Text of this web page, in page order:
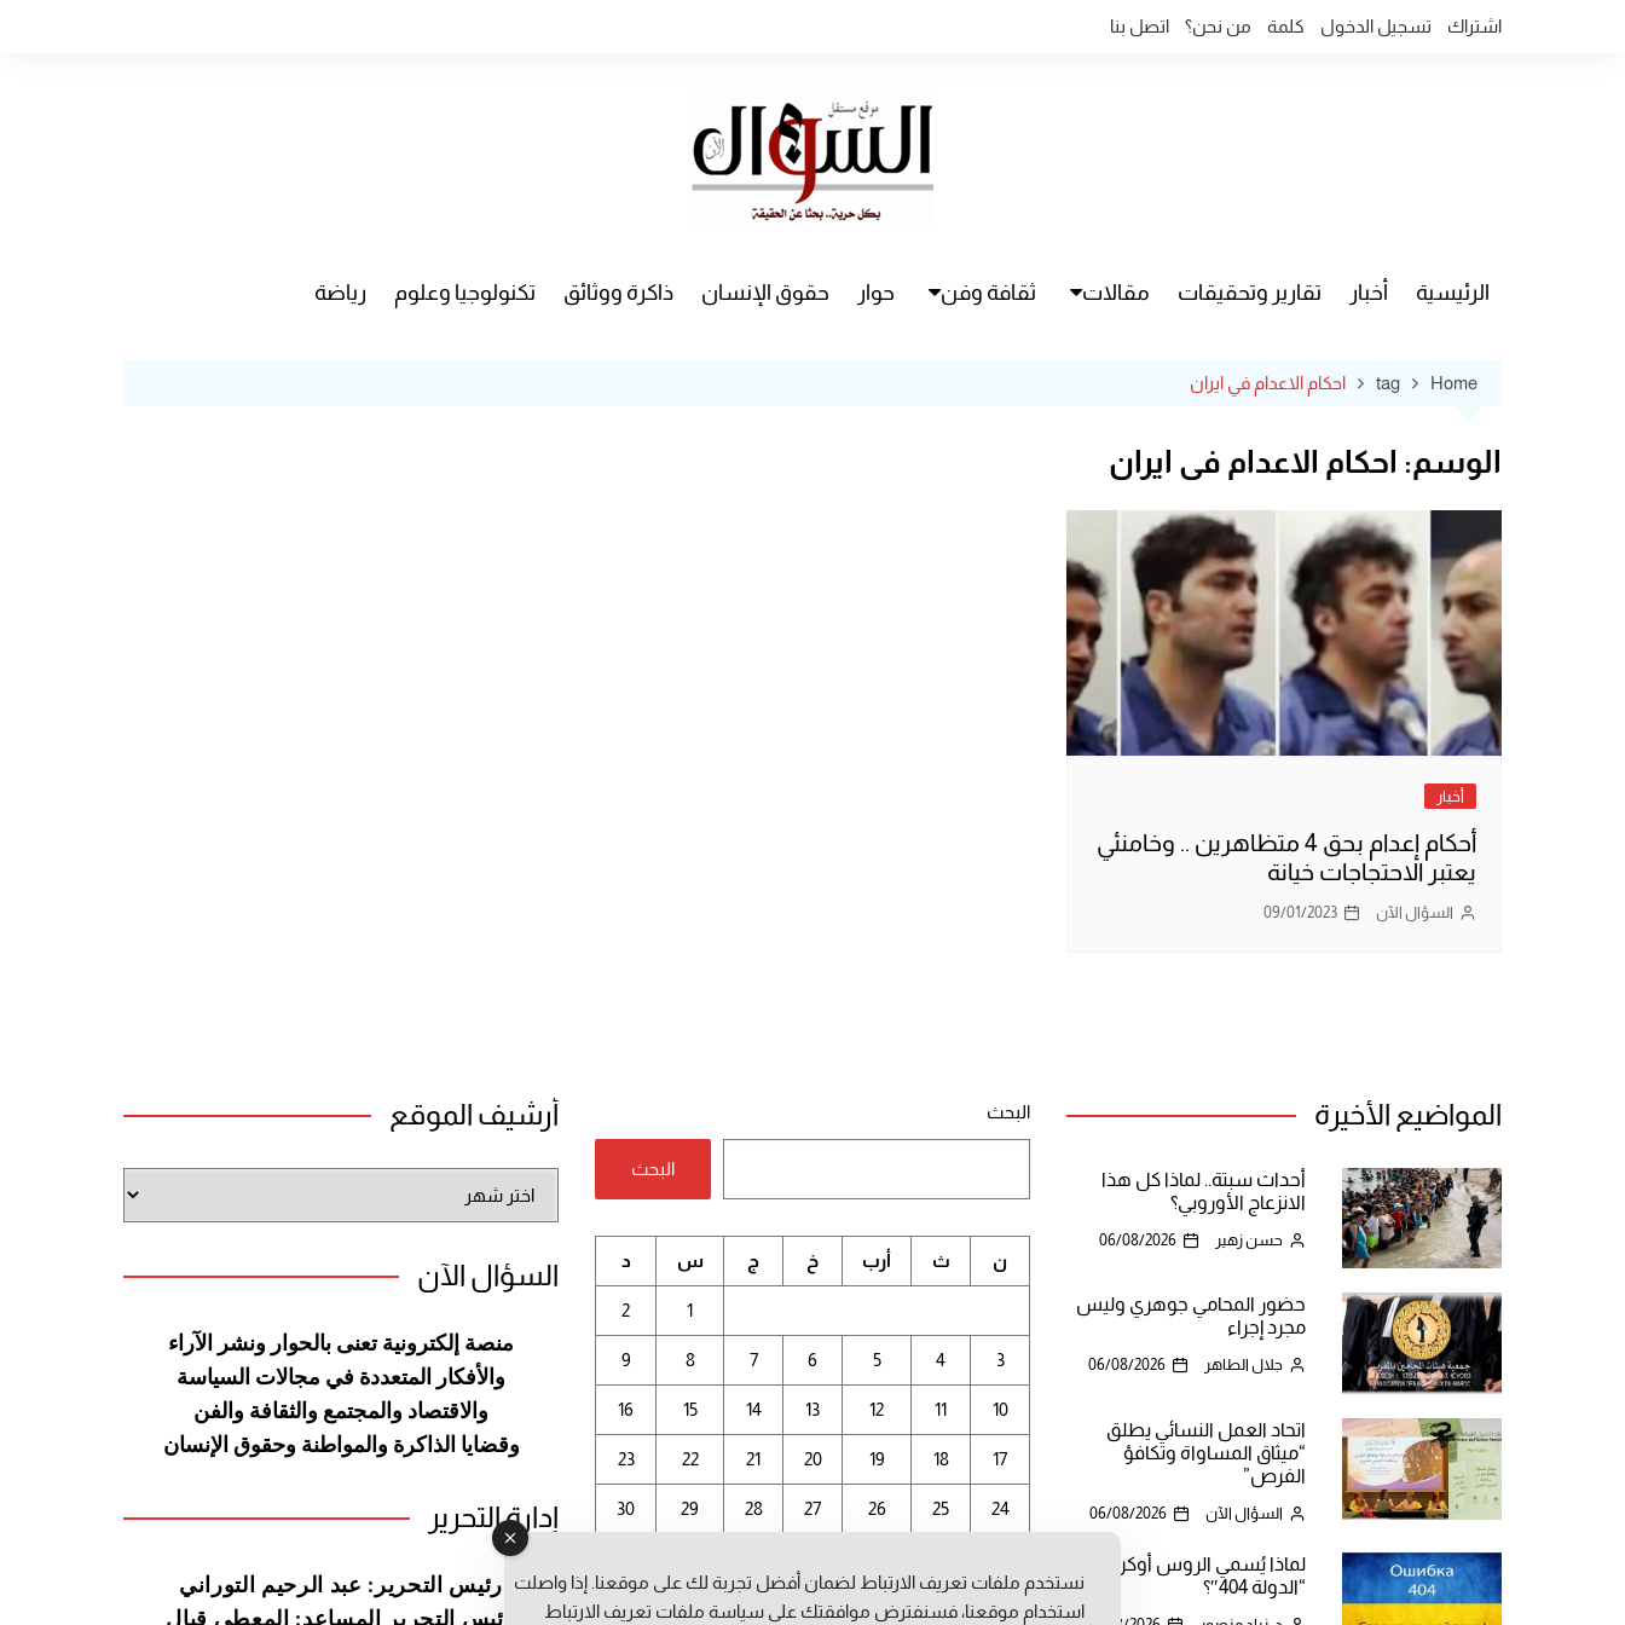
اشتراك تسجيل الدخول كلمة من نحن؟ اتصل بنا
الرئيسية أخبار تقارير وتحقيقات مقالات ثقافة وفن حوار حقوق الإنسان ذاكرة ووثائق تكنولوجيا وعلوم رياضة
Home
tag احكام الاعدام في ايران
الوسم: احكام الاعدام في ايران
أخبار
أحكام إعدام بحق 4 متظاهرين .. وخامنئي
يعتبر الاحتجاجات خيانة
السؤال الآن 09/01/2023
المواضيع الأخيرة
أحداث سبتة.. لماذا كل هذا
الانزعاج الأوروبي؟
حسن زهير 06/08/2026
حضور المحامي جوهري وليس
مجرد إجراء
جلال الطاهر 06/08/2026
اتحاد العمل النسائي يطلق
“ميثاق المساواة وتكافؤ
الفرص”
السؤال الآن 06/08/2026
لماذا يُسمي الروس أوكرانيا
“الدولة 404″؟
البحث
البحث
أغسطس 2026
ن ث أرب خ ج س د
1
2
3
4
5
6
7
8
9
10
11
12
13
14
15
16
17
18
19
20
21
22
23
24
25
26
27
28
29
30
أرشيف الموقع
الموقع
السؤال الآن
منصة إلكترونية تعنى بالحوار ونشر
الآراء
والأفكار المتعددة في مجالات السياسة
والاقتصاد والمجتمع والثقافة والفن
وقضايا الذاكرة والمواطنة وحقوق الإنسان
إدارة التحرير
رئيس التحرير: عبد الرحيم التوراني
رئيس التحرير المساعد: المعطي قبال
نستخدم ملفات تعريف الارتباط لضمان أفضل تجربة لك على موقعنا. إذا واصلت
استخدام موقعنا، فسنفترض موافقتك على سياسة ملفات تعريف الارتباط